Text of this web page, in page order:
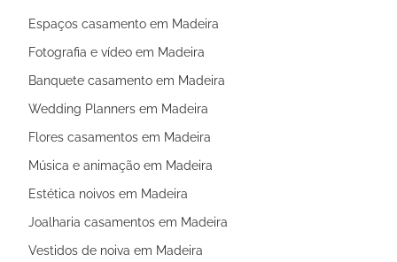
Espaços casamento em Madeira
Fotografia e vídeo em Madeira
Banquete casamento em Madeira
Wedding Planners em Madeira
Flores casamentos em Madeira
Música e animação em Madeira
Estética noivos em Madeira
Joalharia casamentos em Madeira
Vestidos de noiva em Madeira